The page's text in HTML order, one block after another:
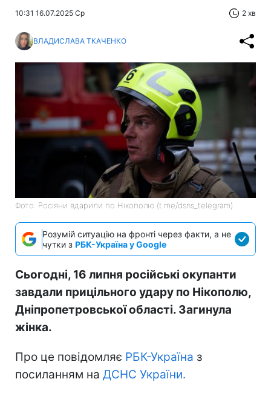
10:31 16.07.2025 Ср 2 хв
ВЛАДИСЛАВА ТКАЧЕНКО
Фото: Росіяни вдарили по Нікополю (t.me/dsns_telegram)
Розумій ситуацію на фронті через факти, а не
чутки з РБК-Україна у Google
Сьогодні, 16 липня російські окупанти
завдали прицільного удару по Нікополю,
Дніпропетровської області. Загинула
жінка.
Про це повідомляє РБК-Україна з
посиланням на ДСНС України.